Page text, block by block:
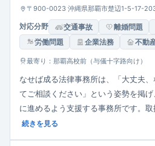
〒900-0023 沖縄県那覇市楚辺1-5-17-
対応分野 交通事故 離婚問題
労働問題
企業法務 不動
最寄り：那覇高校前（与儀十字路向け）
なせば成る法律事務所は、「大丈夫
てご相談ください」という姿勢を掲
に進めるよう支援する事務所です。
通事故、相続、一般企業法務、労働・
続きを見る